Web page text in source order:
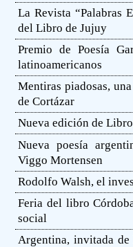
La Revista “Palabras
del Libro de Jujuy
Premio de Poesía
latinoamericanos
Mentiras piadosas,
de Cortázar
Nueva edición de
Nueva poesía
Viggo Mortensen
Rodolfo Walsh, el
Feria del libro
social
Argentina, invitada